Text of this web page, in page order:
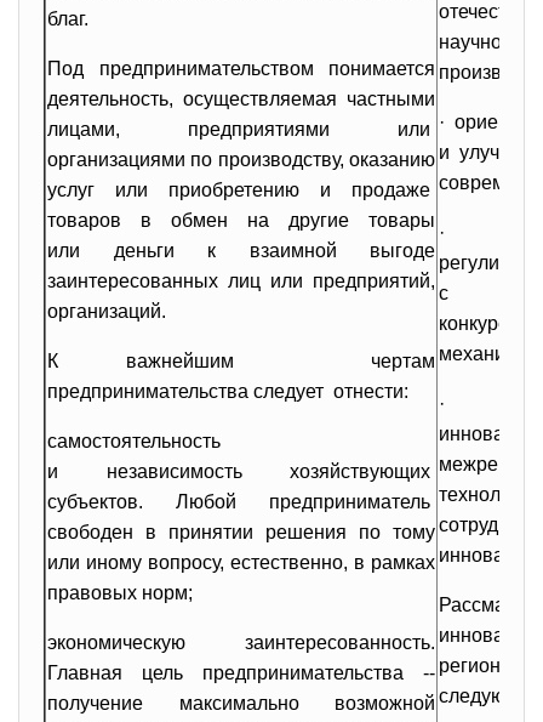
благ.
Под предпринимательством понимается
деятельность, осуществляемая частными
лицами, предприятиями или
организациями по производству, оказанию
услуг или приобретению и продаже
товаров в обмен на другие товары
или деньги к взаимной выгоде
заинтересованных лиц или предприятий,
организаций.
К важнейшим чертам
предпринимательства следует отнести:
самостоятельность
и независимость хозяйствующих
субъектов. Любой предприниматель
свободен в принятии решения по тому
или иному вопросу, естественно, в рамках
правовых норм;
экономическую заинтересованность.
Главная цель предпринимательства --
получение максимально возможной
научно-
·
и
·
с
механизма;
·
следующие